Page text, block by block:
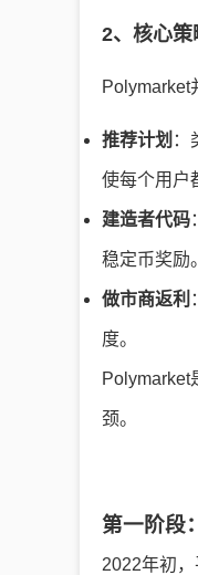
2、核心
Polymarket
推荐计划 ：
使每个用户
建造者代码
稳定币奖励
做市商返利
度。
Polymarket
颈。
第一阶段
2022年初